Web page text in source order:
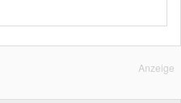
Anzeige